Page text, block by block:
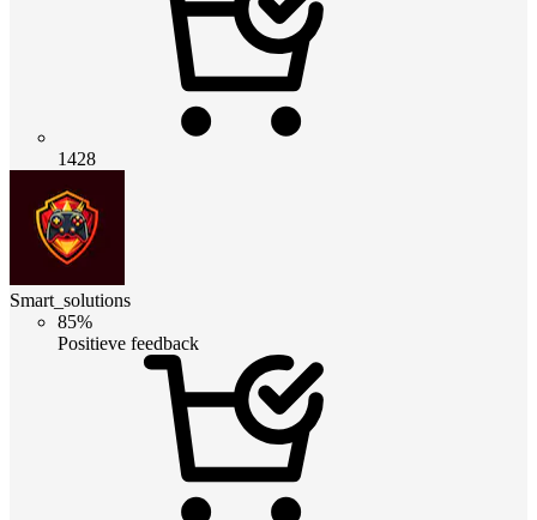
1428
Smart_solutions
85%
Positieve feedback